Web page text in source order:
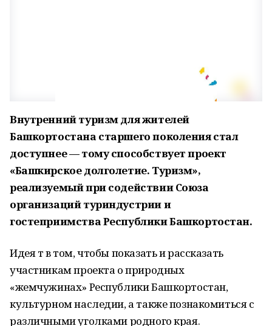
Внутренний туризм для жителей
Башкортостана старшего поколения стал
доступнее — тому способствует проект
«Башкирское долголетие. Туризм»,
реализуемый при содействии Союза
организаций туриндустрии и
гостеприимства Республики Башкортостан.
Идея т в том, чтобы показать и рассказать
участникам проекта о природных
«жемчужинах» Республики Башкортостан,
культурном наследии, а также познакомиться с
различными уголками родного края.